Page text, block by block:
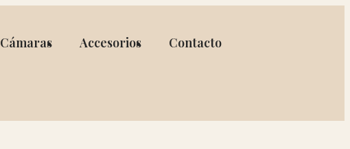
Cámaras Accesorios Contacto